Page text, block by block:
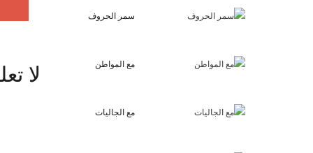
لا
سمر الحروف
مع المواطن
مع الجاليات